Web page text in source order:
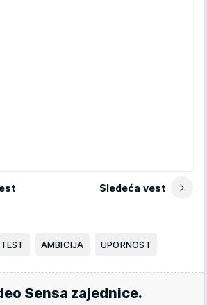
Sledeća vest
TEST AMBICIJA UPORNOST
Sensa zajednice.